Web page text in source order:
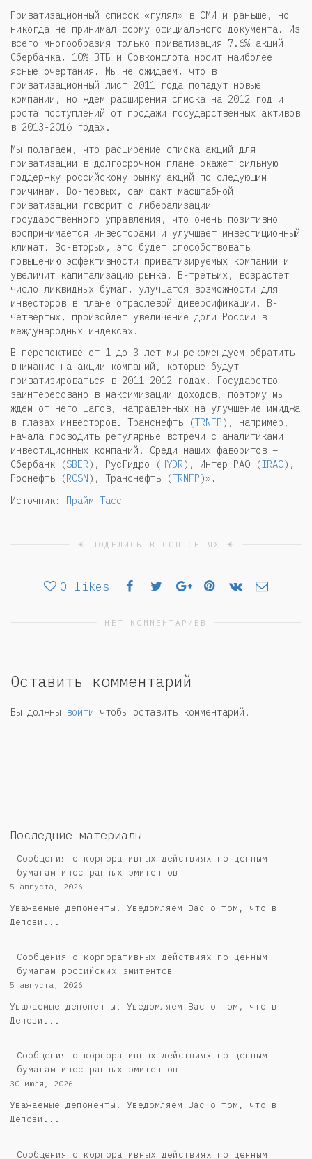
Приватизационный список «гулял» в СМИ и раньше, но
никогда не принимал форму официального документа. Из
всего многообразия только приватизация 7.6% акций
Сбербанка, 10% ВТБ и Совкомфлота носит наиболее
ясные очертания. Мы не ожидаем, что в
приватизационный лист 2011 года попадут новые
компании, но ждем расширения списка на 2012 год и
роста поступлений от продажи государственных активов
в 2013-2016 годах.
Мы полагаем, что расширение списка акций для
приватизации в долгосрочном плане окажет сильную
поддержку российскому рынку акций по следующим
причинам. Во-первых, сам факт масштабной
приватизации говорит о либерализации
государственного управления, что очень позитивно
воспринимается инвесторами и улучшает инвестиционный
климат. Во-вторых, это будет способствовать
повышению эффективности приватизируемых компаний и
увеличит капитализацию рынка. В-третьих, возрастет
число ликвидных бумаг, улучшатся возможности для
инвесторов в плане отраслевой диверсификации. В-
четвертых, произойдет увеличение доли России в
международных индексах.
В перспективе от 1 до 3 лет мы рекомендуем обратить
внимание на акции компаний, которые будут
приватизироваться в 2011-2012 годах. Государство
заинтересовано в максимизации доходов, поэтому мы
ждем от него шагов, направленных на улучшение имиджа
в глазах инвесторов. Транснефть (TRNFP), например,
начала проводить регулярные встречи с аналитиками
инвестиционных компаний. Среди наших фаворитов –
Сбербанк (SBER), РусГидро (HYDR), Интер РАО (IRAO),
Роснефть (ROSN ), Транснефть (TRNFP)».
Источник:
Прайм-Тасс
☀ ПОДЕЛИСЬ В СОЦ СЕТЯХ ☀
0 likes
НЕТ КОММЕНТАРИЕВ
Оставить комментарий
Вы должны войти чтобы оставить комментарий.
Последние материалы
Сообщения о корпоративных действиях по ценным
бумагам иностранных эмитентов
5 августа, 2026
Уважаемые депоненты! Уведомляем Вас о том, что в
Депози...
Cообщения о корпоративных действиях по ценным
бумагам российских эмитентов
5 августа, 2026
Уважаемые депоненты! Уведомляем Вас о том, что в
Депози...
Сообщения о корпоративных действиях по ценным
бумагам иностранных эмитентов
30 июля, 2026
Уважаемые депоненты! Уведомляем Вас о том, что в
Депози...
Cообщения о корпоративных действиях по ценным